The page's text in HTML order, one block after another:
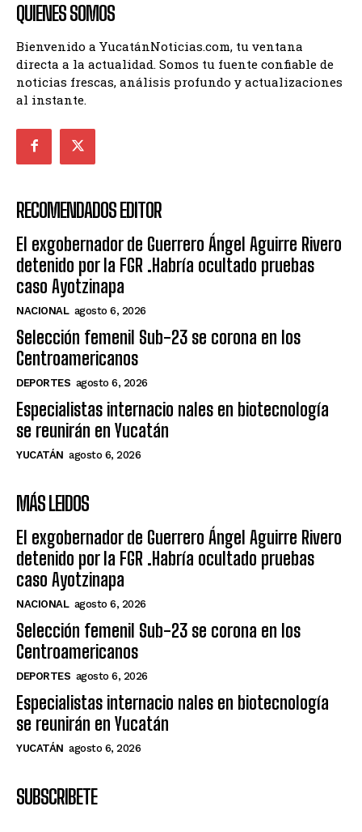
QUIENES SOMOS
Bienvenido a YucatánNoticias.com, tu ventana
directa a la actualidad. Somos tu fuente confiable de
noticias frescas, análisis profundo y actualizaciones
al instante.
RECOMENDADOS EDITOR
El exgobernador de Guerrero Ángel Aguirre Rivero
detenido por la FGR .Habría ocultado pruebas
caso Ayotzinapa
NACIONAL agosto 6, 2026
Selección femenil Sub-23 se corona en los
Centroamericanos
DEPORTES agosto 6, 2026
Especialistas internacio nales en biotecnología
se reunirán en Yucatán
YUCATÁN agosto 6, 2026
MÁS LEIDOS
El exgobernador de Guerrero Ángel Aguirre Rivero
detenido por la FGR .Habría ocultado pruebas
caso Ayotzinapa
NACIONAL agosto 6, 2026
Selección femenil Sub-23 se corona en los
Centroamericanos
DEPORTES agosto 6, 2026
Especialistas internacio nales en biotecnología
se reunirán en Yucatán
YUCATÁN agosto 6, 2026
SUBSCRIBETE